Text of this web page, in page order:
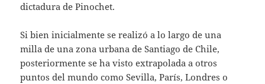
dictadura de Pinochet.
Si bien inicialmente se realizó a lo largo de una
milla de una zona urbana de Santiago de Chile,
posteriormente se ha visto extrapolada a otros
puntos del mundo como Sevilla, París, Londres o